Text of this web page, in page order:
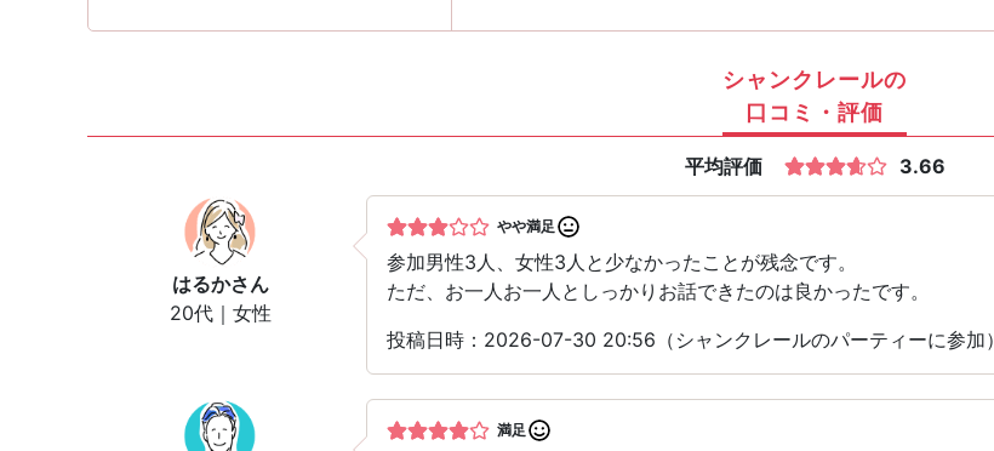
シャンクレールの
口コミ・評価
平均評価 3.66
はるかさん
20代｜女性
やや満足
参加男性3人、女性3人と少なかったことが残念です。
ただ、お一人お一人としっかりお話できたのは良かったです。
投稿日時：2026-07-30 20:56（シャンクレールのパーティーに参加）
満足